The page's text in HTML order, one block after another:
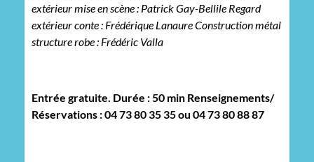
extérieur mise en scène : Patrick Gay-Bellile Regard
extérieur conte : Frédérique Lanaure Construction métal
structure robe : Frédéric Valla
Entrée gratuite. Durée : 50 min Renseignements/
Réservations : 04 73 80 35 35 ou 04 73 80 88 87